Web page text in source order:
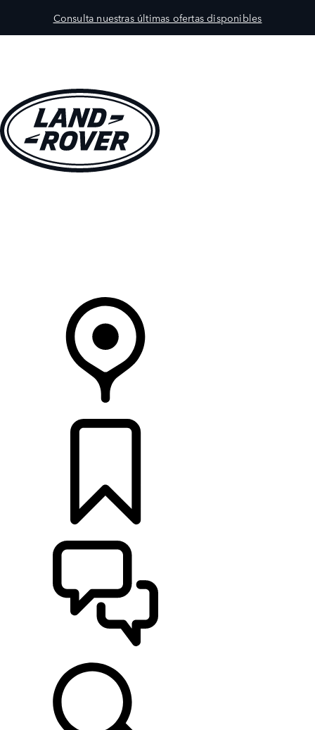
Consulta nuestras últimas ofertas disponibles